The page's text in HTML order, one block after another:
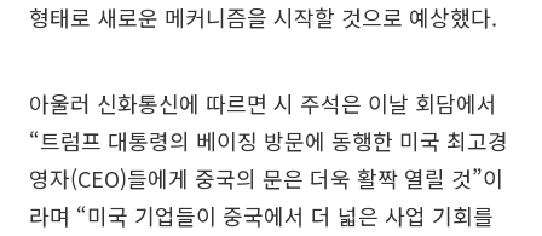
형태로 새로운 메커니즘을 시작할 것으로 예상했다.
아울러 신화통신에 따르면 시 주석은 이날 회담에서
“트럼프 대통령의 베이징 방문에 동행한 미국 최고경
영자(CEO)들에게 중국의 문은 더욱 활짝 열릴 것”이
라며 “미국 기업들이 중국에서 더 넓은 사업 기회를